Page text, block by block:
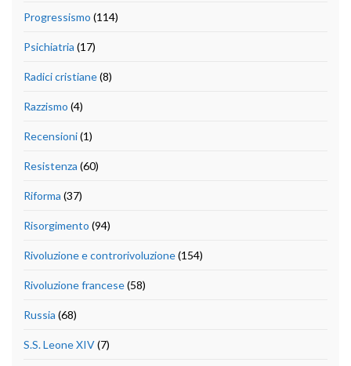
Progressismo (114)
Psichiatria (17)
Radici cristiane(8)
Razzismo (4)
Recensioni(1)
Resistenza (60)
Riforma (37)
Risorgimento (94)
Rivoluzione e controrivoluzione(154)
Rivoluzione francese(58)
Russia (68)
S.S. Leone XIV(7)